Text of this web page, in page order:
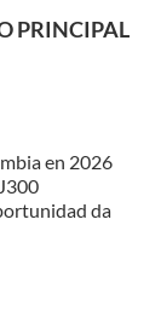
PRINCIPAL
en 2026
da